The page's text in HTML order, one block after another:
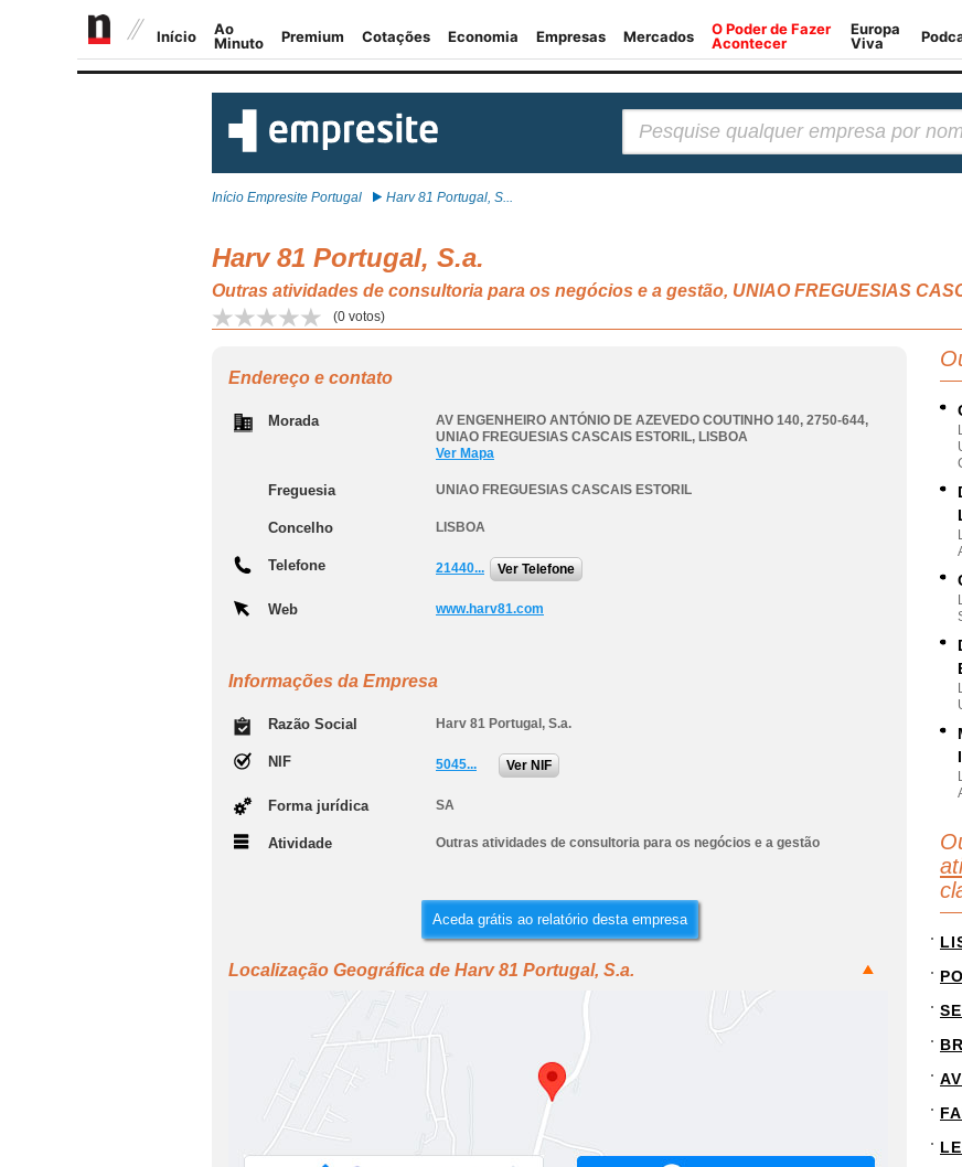
Início Empresite Portugal Harv 81 Portugal, S...
Harv 81 Portugal, S.a.
Outras atividades de consultoria para os negócios e a gestão, UNIAO FREGUESIAS
(0 votos)
Endereço e contato
Morada AV ENGENHEIRO ANTÓNIO DE AZEVEDO COUTINHO 140, 2750-644,
UNIAO FREGUESIAS CASCAIS ESTORIL, LISBOA
Ver Mapa
Freguesia UNIAO FREGUESIAS CASCAIS ESTORIL
Concelho LISBOA
Telefone 21440... Ver Telefone
Web www.harv81.com
Informações da Empresa
Razão Social Harv 81 Portugal, S.a.
NIF 5045... Ver NIF
Forma jurídica SA
Atividade Outras atividades de consultoria para os negócios e a gestão
Aceda grátis ao relatório desta empresa
Localização Geográfica de Harv 81 Portugal, S.a.